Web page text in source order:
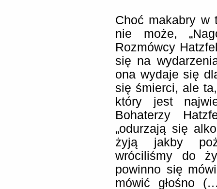
Choć makabry w
nie może,
Rozmówcy
się na
ona wydaje się
się śmierci, ale
który jest
Bohaterzy
„odurzają się
żyją jakby
wróciliśmy do
powinno się
mówić głośno